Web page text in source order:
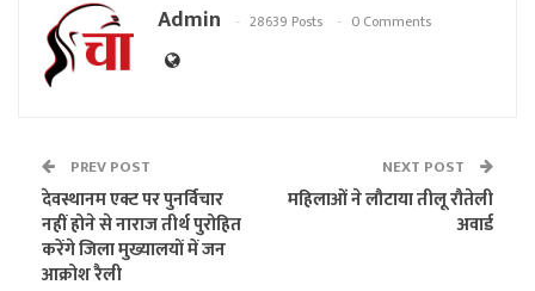
Admin 28639 Posts 0 Comments
PREV POST
देवस्थानम एक्ट पर पुनर्विचार
नहीं होने से नाराज तीर्थ पुरोहित
करेंगे जिला मुख्यालयों में जन
आक्रोश रैली
NEXT POST
महिलाओं ने लौटाया तीलू रौतेली
अवार्ड